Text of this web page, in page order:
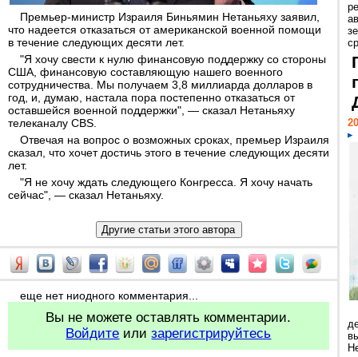
Премьер-министр Израиля Биньямин Нетаньяху заявил,
что надеется отказаться от американской военной помощи
в течение следующих десяти лет.
"Я хочу свести к нулю финансовую поддержку со стороны
США, финансовую составляющую нашего военного
сотрудничества. Мы получаем 3,8 миллиарда долларов в
год, и, думаю, настала пора постепенно отказаться от
оставшейся военной поддержки", — сказал Нетаньяху
телеканалу CBS.
Отвечая на вопрос о возможных сроках, премьер Израиля
сказал, что хочет достичь этого в течение следующих десяти
лет.
"Я не хочу ждать следующего Конгресса. Я хочу начать
сейчас", — сказал Нетаньяху.
еще нет ниодного комментария...
Вы не можете оставлять комментарии.
Войдите илизарегистрируйтесь